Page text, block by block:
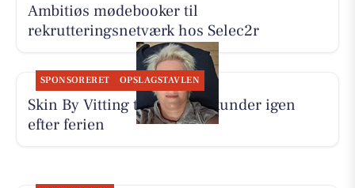
Ambitiøs mødebooker til
rekrutteringsnetværk hos Selec2r
SPONSORERET OPSLAGSTAVLEN
Skin By Vitting tager imod kunder igen
efter ferien